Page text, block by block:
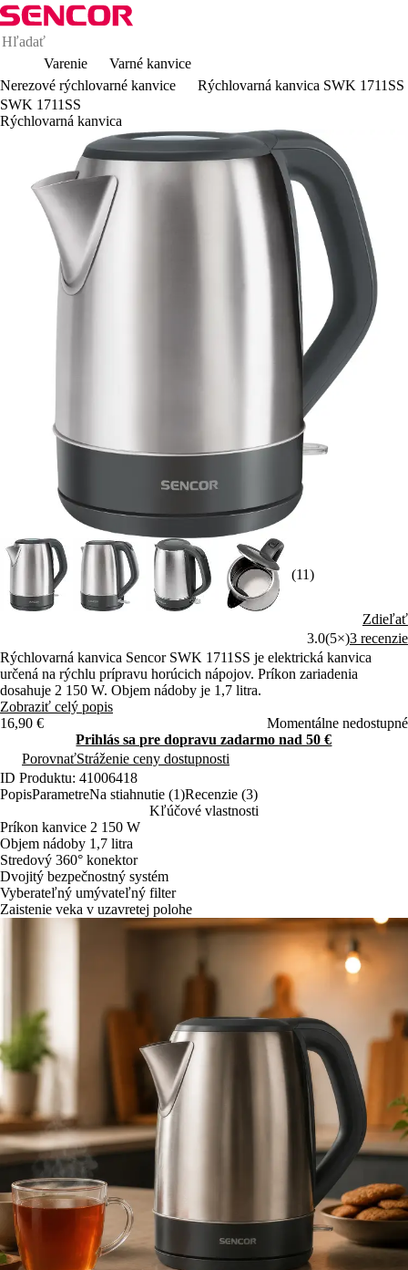
Varenie
Varné kanvice
Nerezové rýchlovarné kanvice
Rýchlovarná kanvica SWK 1711SS
SWK 1711SS
Rýchlovarná kanvica
(11)
Zdieľať
3.0(5×)3 recenzie
Rýchlovarná kanvica Sencor SWK 1711SS je elektrická kanvica
určená na rýchlu prípravu horúcich nápojov. Príkon zariadenia
dosahuje 2 150 W. Objem nádoby je 1,7 litra.
Zobraziť celý popis
16,90 €
Momentálne nedostupné
Prihlás sa pre dopravu zadarmo nad 50 €
PorovnaťStráženie ceny dostupnosti
ID Produktu: 41006418
PopisParametreNa stiahnutie (1)Recenzie (3)
Kľúčové vlastnosti
Príkon kanvice 2 150 W
Objem nádoby 1,7 litra
Stredový 360° konektor
Dvojitý bezpečnostný systém
Vyberateľný umývateľný filter
Zaistenie veka v uzavretej polohe